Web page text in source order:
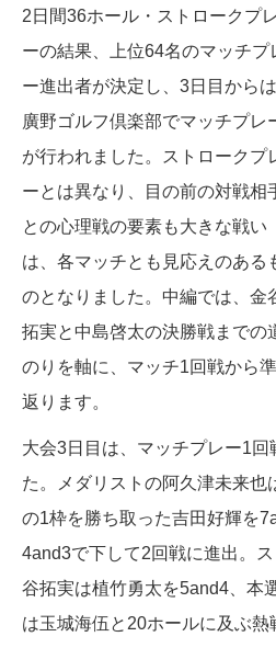
2日間36ホール・ストロークプレ
ーの結果、上位64名のマッチプ
ー進出者が決定し、3日目からは
廣野ゴルフ倶楽部でマッチプレ
が行われました。ストロークプ
ーとは異なり、目の前の対戦相
との心理戦の要素も大きな戦い
は、各マッチとも見応えのある
のとなりました。中編では、金
拓実と中島啓太の決勝戦までの
のりを軸に、マッチ1回戦から
返ります。
大会3日目は、マッチプレー1
た。メダリストの阿久津未来也
の1枠を勝ち取った吉田好輝を
4and3で下して2回戦に進出。
谷拓実は植竹勇太を5and4、本
は玉城海伍と20ホールに及ぶ